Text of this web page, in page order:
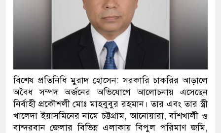
বিশেষ প্রতিনিধি মুরাদ হোসেন: সরকারি চাকরির আড়ালে
অবৈধ সম্পদ অর্জনের অভিযোগে আলোচনায় এসেছেন
নির্বাহী প্রকৌশলী মোঃ মাহবুবুর রহমান। তার এবং তার স্ত্রী
খালেদা ইয়াসমিনের নামে চট্টগ্রাম, আনোয়ারা, বাঁশখালী ও
বান্দরবান জেলার বিভিন্ন এলাকায় বিপুল পরিমাণ জমি,